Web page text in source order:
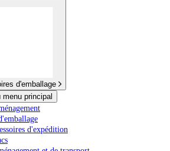
d'emballage
menu principal
d'expédition